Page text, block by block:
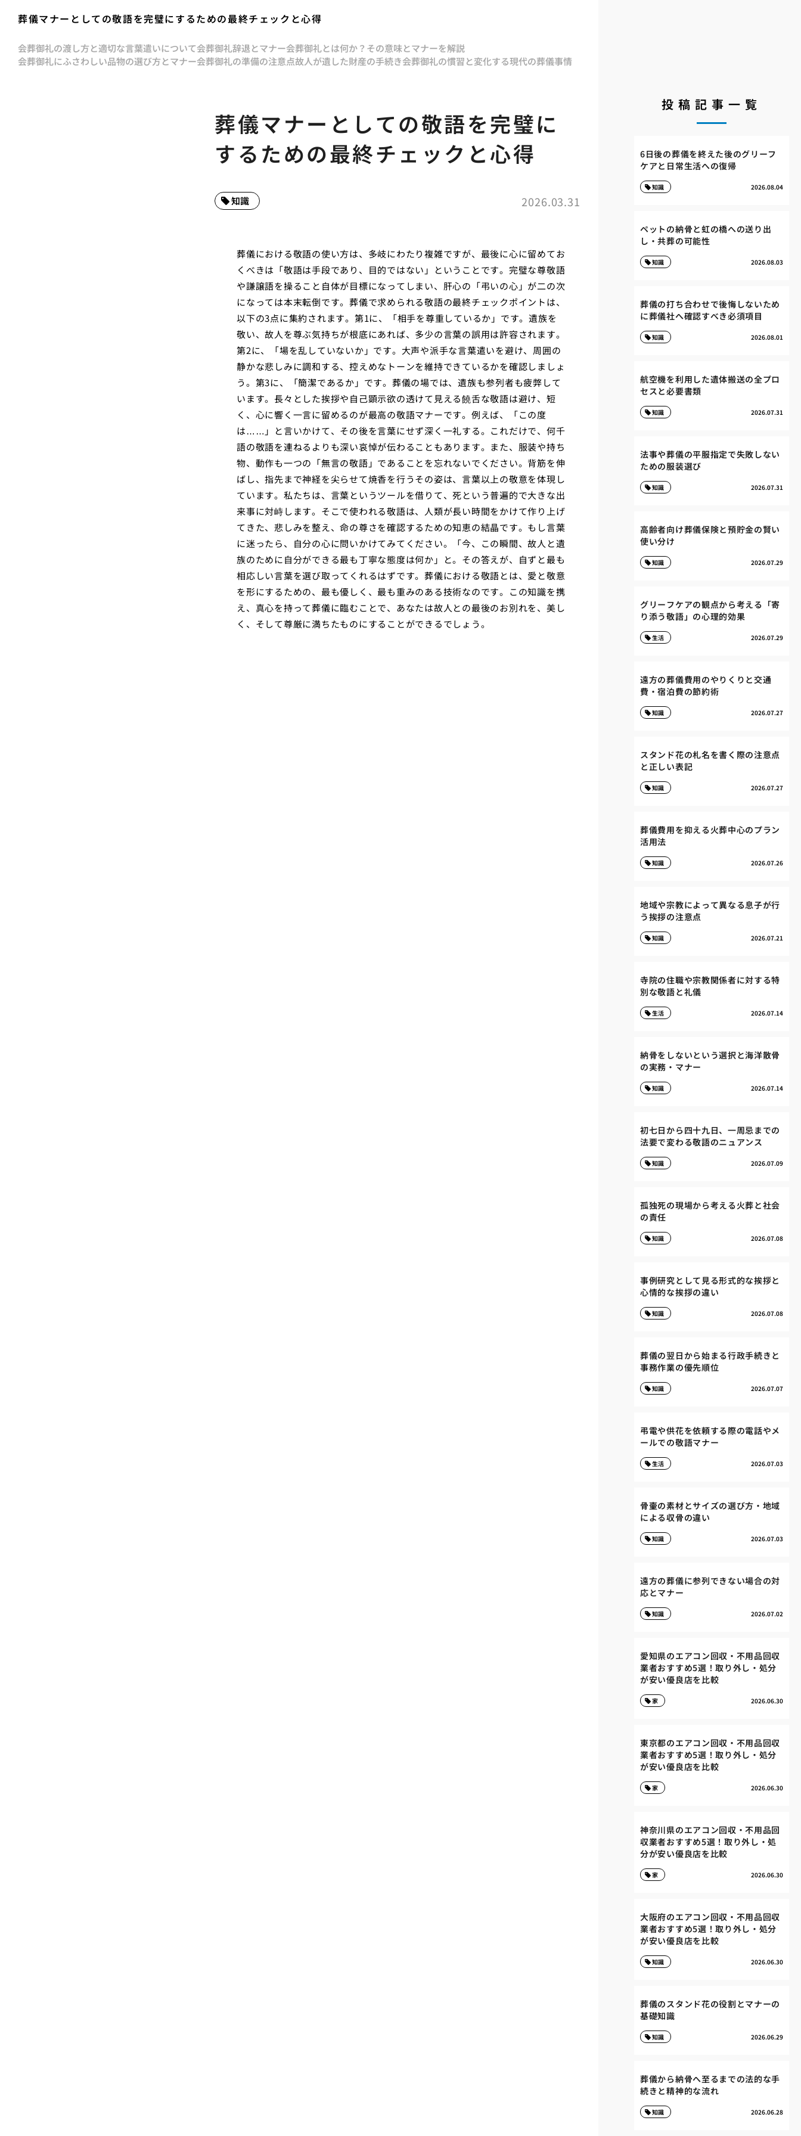
葬儀マナーとしての敬語を完璧にするための最終チェックと心得
会葬御礼の渡し方と適切な言葉遣いについて会葬御礼辞退とマナー会葬御礼とは何か？その意味とマナーを解説
会葬御礼にふさわしい品物の選び方とマナー会葬御礼の準備の注意点故人が遺した財産の手続き会葬御礼の慣習と変化する現代の葬儀事情
葬儀マナーとしての敬語を完璧に
するための最終チェックと心得
2026.03.31
知識
葬儀における敬語の使い方は、多岐にわたり複雑ですが、最後に心に留めてお
くべきは「敬語は手段であり、目的ではない」ということです。完璧な尊敬語
や謙譲語を操ること自体が目標になってしまい、肝心の「弔いの心」が二の次
になっては本末転倒です。葬儀で求められる敬語の最終チェックポイントは、
以下の3点に集約されます。第1に、「相手を尊重しているか」です。遺族を
敬い、故人を尊ぶ気持ちが根底にあれば、多少の言葉の誤用は許容されます。
第2に、「場を乱していないか」です。大声や派手な言葉遣いを避け、周囲の
静かな悲しみに調和する、控えめなトーンを維持できているかを確認しましょ
う。第3に、「簡潔であるか」です。葬儀の場では、遺族も参列者も疲弊して
います。長々とした挨拶や自己顕示欲の透けて見える饒舌な敬語は避け、短
く、心に響く一言に留めるのが最高の敬語マナーです。例えば、「この度
は……」と言いかけて、その後を言葉にせず深く一礼する。これだけで、何千
語の敬語を連ねるよりも深い哀悼が伝わることもあります。また、服装や持ち
物、動作も一つの「無言の敬語」であることを忘れないでください。背筋を伸
ばし、指先まで神経を尖らせて焼香を行うその姿は、言葉以上の敬意を体現し
ています。私たちは、言葉というツールを借りて、死という普遍的で大きな出
来事に対峙します。そこで使われる敬語は、人類が長い時間をかけて作り上げ
てきた、悲しみを整え、命の尊さを確認するための知恵の結晶です。もし言葉
に迷ったら、自分の心に問いかけてみてください。「今、この瞬間、故人と遺
族のために自分ができる最も丁寧な態度は何か」と。その答えが、自ずと最も
相応しい言葉を選び取ってくれるはずです。葬儀における敬語とは、愛と敬意
を形にするための、最も優しく、最も重みのある技術なのです。この知識を携
え、真心を持って葬儀に臨むことで、あなたは故人との最後のお別れを、美し
く、そして尊厳に満ちたものにすることができるでしょう。
投稿記事一覧
6日後の葬儀を終えた後のグリーフ
ケアと日常生活への復帰
2026.08.04
知識
ペットの納骨と虹の橋への送り出
し・共葬の可能性
2026.08.03
知識
葬儀の打ち合わせで後悔しないため
に葬儀社へ確認すべき必須項目
2026.08.01
知識
航空機を利用した遺体搬送の全プロ
セスと必要書類
2026.07.31
知識
法事や葬儀の平服指定で失敗しない
ための服装選び
2026.07.31
知識
高齢者向け葬儀保険と預貯金の賢い
使い分け
2026.07.29
知識
グリーフケアの観点から考える「寄
り添う敬語」の心理的効果
2026.07.29
生活
遠方の葬儀費用のやりくりと交通
費・宿泊費の節約術
2026.07.27
知識
スタンド花の札名を書く際の注意点
と正しい表記
2026.07.27
知識
葬儀費用を抑える火葬中心のプラン
活用法
2026.07.26
知識
地域や宗教によって異なる息子が行
う挨拶の注意点
2026.07.21
知識
寺院の住職や宗教関係者に対する特
別な敬語と礼儀
2026.07.14
生活
納骨をしないという選択と海洋散骨
の実務・マナー
2026.07.14
知識
初七日から四十九日、一周忌までの
法要で変わる敬語のニュアンス
2026.07.09
知識
孤独死の現場から考える火葬と社会
の責任
2026.07.08
知識
事例研究として見る形式的な挨拶と
心情的な挨拶の違い
2026.07.08
知識
葬儀の翌日から始まる行政手続きと
事務作業の優先順位
2026.07.07
知識
弔電や供花を依頼する際の電話やメ
ールでの敬語マナー
2026.07.03
生活
骨壷の素材とサイズの選び方・地域
による収骨の違い
2026.07.03
知識
遠方の葬儀に参列できない場合の対
応とマナー
2026.07.02
知識
愛知県のエアコン回収・不用品回収
業者おすすめ5選！取り外し・処分
が安い優良店を比較
2026.06.30
家
東京都のエアコン回収・不用品回収
業者おすすめ5選！取り外し・処分
が安い優良店を比較
2026.06.30
家
神奈川県のエアコン回収・不用品回
収業者おすすめ5選！取り外し・処
分が安い優良店を比較
2026.06.30
家
大阪府のエアコン回収・不用品回収
業者おすすめ5選！取り外し・処分
が安い優良店を比較
2026.06.30
知識
葬儀のスタンド花の役割とマナーの
基礎知識
2026.06.29
知識
葬儀から納骨へ至るまでの法的な手
続きと精神的な流れ
2026.06.28
知識